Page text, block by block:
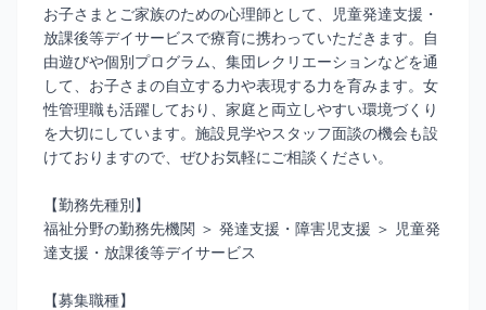
お子さまとご家族のための心理師として、児童発達支援・
放課後等デイサービスで療育に携わっていただきます。自
由遊びや個別プログラム、集団レクリエーションなどを通
して、お子さまの自立する力や表現する力を育みます。女
性管理職も活躍しており、家庭と両立しやすい環境づくり
を大切にしています。施設見学やスタッフ面談の機会も設
けておりますので、ぜひお気軽にご相談ください。
【勤務先種別】
福祉分野の勤務先機関 ＞ 発達支援・障害児支援 ＞ 児童発
達支援・放課後等デイサービス
【募集職種】